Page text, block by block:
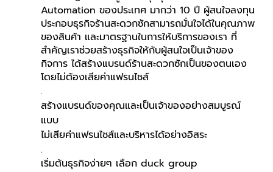
Automation ของประเทศ มากว่า 10 ปี ผู้สนใจลงทุน
ประกอบธุรกิจร้านสะดวกซักสามารถมั่นใจได้ในคุณภาพ
ของสินค้า และมาตรฐานในการให้บริการของเรา ที่
สำคัญเราช่วยสร้างธุรกิจให้กับผู้สนใจเป็นเจ้าของ
กิจการ ได้สร้างแบรนด์ร้านสะดวกซักเป็นของตนเอง
โดยไม่ต้องเสียค่าแฟรนไชส์
.
สร้างแบรนด์ของคุณและเป็นเจ้าของอย่างสมบูรณ์
แบบ
ไม่เสียค่าแฟรนไชส์และบริหารได้อย่างอิสระ
.
เริ่มต้นธุรกิจง่ายๆ เลือก duck group